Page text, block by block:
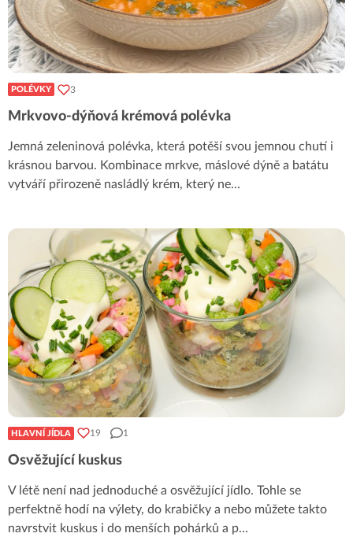
POLÉVKY 3
Mrkvovo-dýňová krémová polévka
Jemná zeleninová polévka, která potěší svou jemnou chutí i
krásnou barvou. Kombinace mrkve, máslové dýně a batátu
vytváří přirozeně nasládlý krém, který ne...
HLAVNÍ JÍDLA 19 1
Osvěžující kuskus
V létě není nad jednoduché a osvěžující jídlo. Tohle se
perfektně hodí na výlety, do krabičky a nebo můžete takto
navrstvit kuskus i do menších pohárků a p...